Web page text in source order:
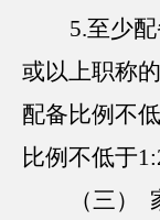
5.至少
或以上职称
配备比例不
比例不低于
（三）